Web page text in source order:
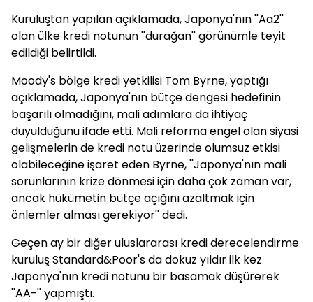
Kuruluştan yapılan açıklamada, Japonya'nın ''Aa2''
olan ülke kredi notunun ''durağan'' görünümle teyit
edildiği belirtildi.
Moody's bölge kredi yetkilisi Tom Byrne, yaptığı
açıklamada, Japonya'nın bütçe dengesi hedefinin
başarılı olmadığını, mali adımlara da ihtiyaç
duyulduğunu ifade etti. Mali reforma engel olan siyasi
gelişmelerin de kredi notu üzerinde olumsuz etkisi
olabileceğine işaret eden Byrne, ''Japonya'nın mali
sorunlarının krize dönmesi için daha çok zaman var,
ancak hükümetin bütçe açığını azaltmak için
önlemler alması gerekiyor'' dedi.
Geçen ay bir diğer uluslararası kredi derecelendirme
kuruluş Standard&Poor's da dokuz yıldır ilk kez
Japonya'nın kredi notunu bir basamak düşürerek
''AA-'' yapmıştı.